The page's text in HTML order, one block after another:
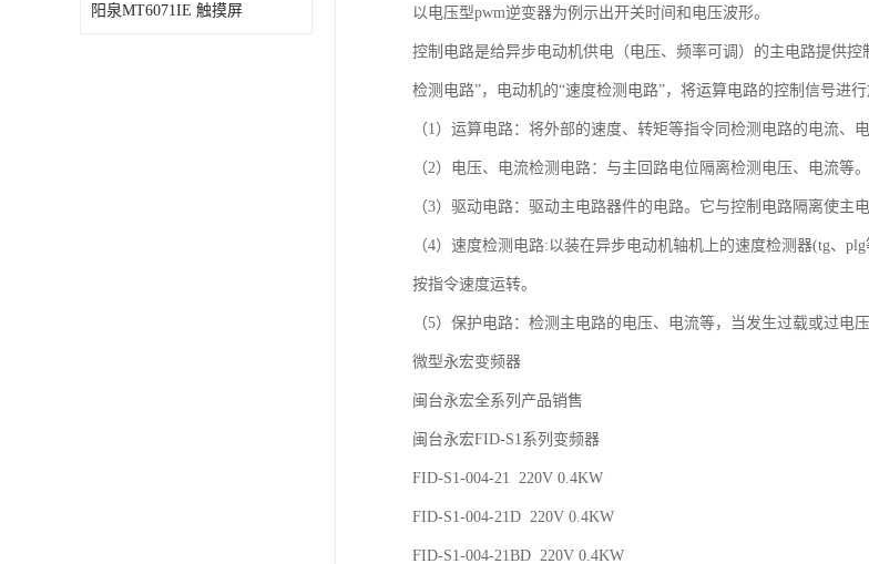
阳泉MT6071IE 触摸屏 以电压型pwm逆变器为例示出开关时间和电压波形。
控制电路是给异步电动机供电（电压、频率可调）的主电路提供
检测电路”，电动机的“速度检测电路”，将运算电路的控制信号进
（1）运算电路：将外部的速度、转矩等指令同检测电路的电流、
（2）电压、电流检测电路：与主回路电位隔离检测电压、电流等。
（3）驱动电路：驱动主电路器件的电路。它与控制电路隔离使主
（4）速度检测电路:以装在异步电动机轴机上的速度检测器(tg、
按指令速度运转。
（5）保护电路：检测主电路的电压、电流等，当发生过载或过电
微型永宏变频器
闽台永宏全系列产品销售
闽台永宏FID-S1系列变频器
FID-S1-004-21 220V 0.4KW
FID-S1-004-21D 220V 0.4KW
FID-S1-004-21BD 220V 0.4KW